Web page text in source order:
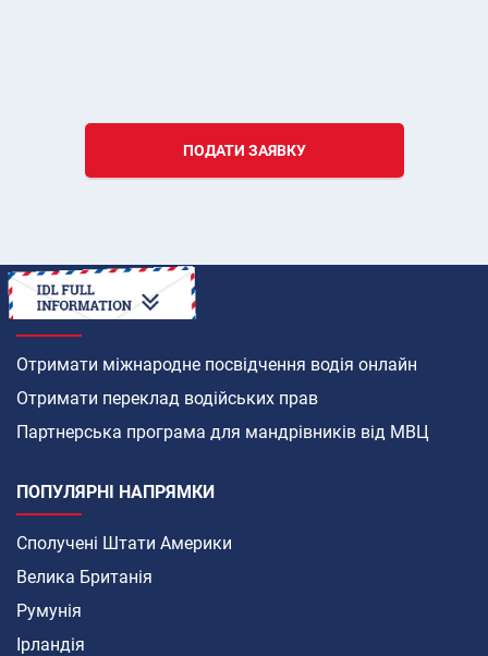
ПОДАТИ ЗАЯВКУ
ЯК
Отримати міжнародне посвідчення водія онлайн
Отримати переклад водійських прав
Партнерська програма для мандрівників від МВЦ
ПОПУЛЯРНІ НАПРЯМКИ
Сполучені Штати Америки
Велика Британія
Румунія
Ірландія